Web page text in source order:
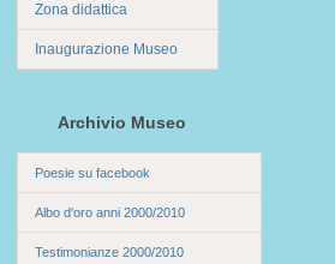
Zona didattica
Inaugurazione Museo
Archivio Museo
Poesie su facebook
Albo d'oro anni 2000/2010
Testimonianze 2000/2010